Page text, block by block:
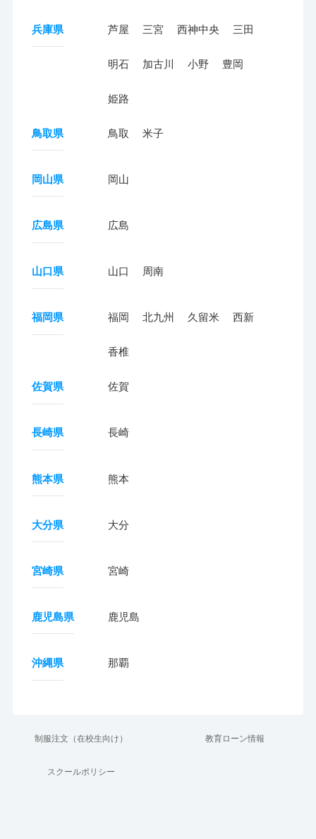
兵庫県 芦屋 三宮 西神中央 三田
明石 加古川 小野 豊岡
姫路
鳥取県 鳥取 米子
岡山県 岡山
広島県 広島
山口県 山口 周南
福岡県 福岡 北九州 久留米 西新
香椎
佐賀県 佐賀
長崎県 長崎
熊本県 熊本
大分県 大分
宮崎県 宮崎
鹿児島県 鹿児島
沖縄県 那覇
制服注文（在校生向け） 教育ローン情報
スクールポリシー